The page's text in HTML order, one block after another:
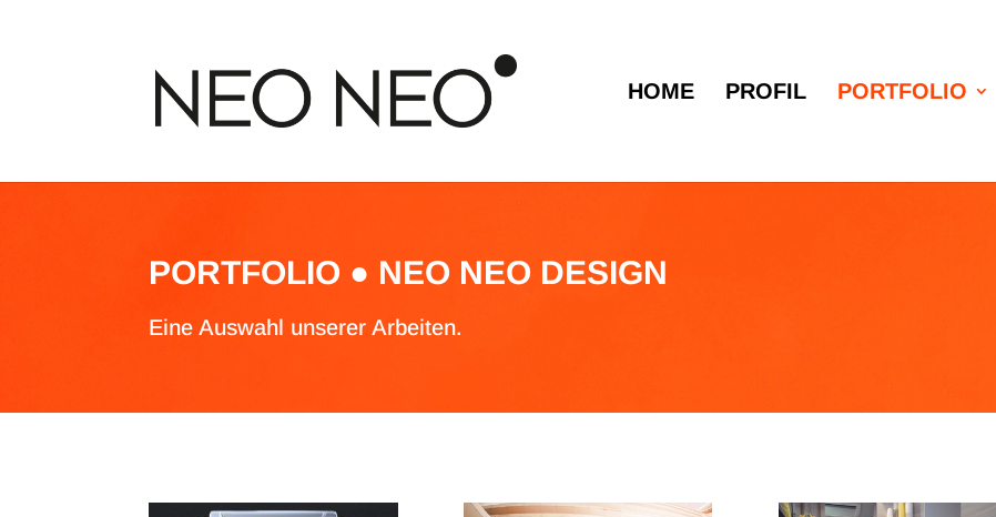
HOME PROFIL PORTFOLIO
PORTFOLIO ● NEO NEO DESIGN
Eine Auswahl unserer Arbeiten.